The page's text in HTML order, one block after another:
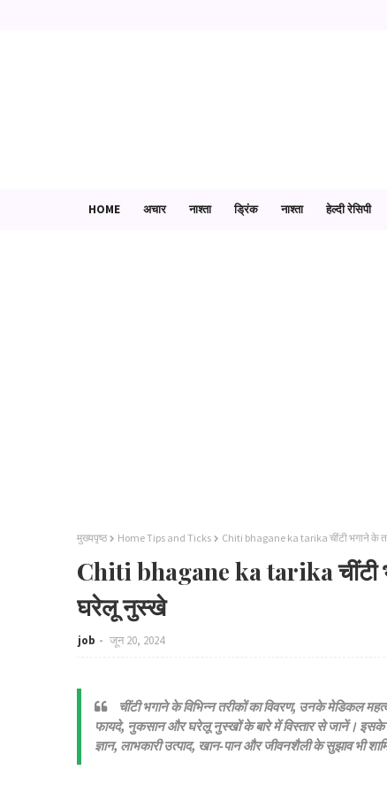
HOME अचार नाश्ता ड्रिंक नाश्ता हेल्दी रेसिपी
मुख्यपृष्ठ Home Tips and Ticks Chiti bhagane ka tarika चींटी भगाने के
Chiti bhagane ka tarika चींटी
घरेलू नुस्खे
job जून 20, 2024
चींटी भगाने के विभिन्न तरीकों का विवरण, उनके मेडिकल
फायदे, नुकसान और घरेलू नुस्खों के बारे में विस्तार से जानें। इसके
ज्ञान, लाभकारी उत्पाद, खान-पान और जीवनशैली के सुझाव भी